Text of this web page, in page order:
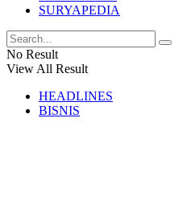
SURYAPEDIA
No Result
View All Result
HEADLINES
BISNIS